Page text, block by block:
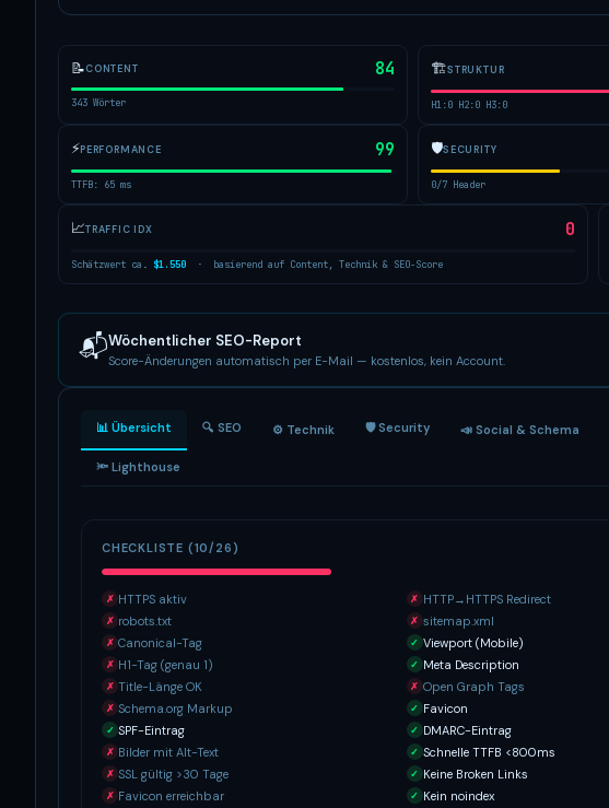
📝CONTENT 84
343 Wörter
🏗STRUKTUR
H1:0 H2:0 H3:0
⚡PERFORMANCE 99
TTFB: 65 ms
🛡SECURITY
0/7 Header
📈TRAFFIC IDX 0
Schätzwert ca. $1.550 · basierend auf Content, Technik & SEO-Score
📬Wöchentlicher SEO-Report
Score-Änderungen automatisch per E-Mail — kostenlos, kein Account.
📊 Übersicht 🔍 SEO ⚙️ Technik 🛡 Security 📣 Social & Schema
🔦 Lighthouse
CHECKLISTE (10/26)
✗ HTTPS aktiv ✗ HTTP→HTTPS Redirect
✗ robots.txt ✗ sitemap.xml
✗ Canonical-Tag ✓ Viewport (Mobile)
✗ H1-Tag (genau 1) ✓ Meta Description
✗ Title-Länge OK ✗ Open Graph Tags
✗ Schema.org Markup ✓ Favicon
✓ SPF-Eintrag ✓ DMARC-Eintrag
✗ Bilder mit Alt-Text ✓ Schnelle TTFB <800ms
✗ SSL gültig >30 Tage ✓ Keine Broken Links
✗ Favicon erreichbar ✓ Kein noindex